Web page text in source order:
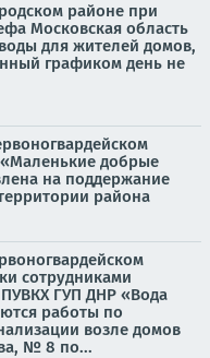
районе при
Московская область
для жителей домов,
графиком день не
добрые
на поддержание
района
сотрудниками
ГУП ДНР «Вода
работы по
возле домов
№ 8 по...